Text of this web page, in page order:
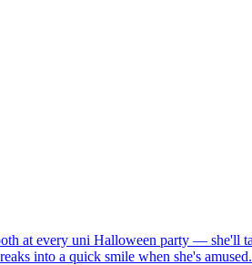
at every uni Halloween party —
into a quick smile when she's